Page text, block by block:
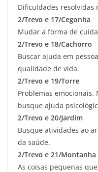
Dificuldades resolvidas
2/Trevo e 17/Cegonha
Mudar a forma de
2/Trevo e 18/Cachorro
Buscar ajuda em
qualidade de vida.
2/Trevo e 19/Torre
Problemas emocionais.
busque ajuda
2/Trevo e 20/Jardim
Busque atividades ao
da saúde.
2/Trevo e 21/Montanha
As coisas pequenas